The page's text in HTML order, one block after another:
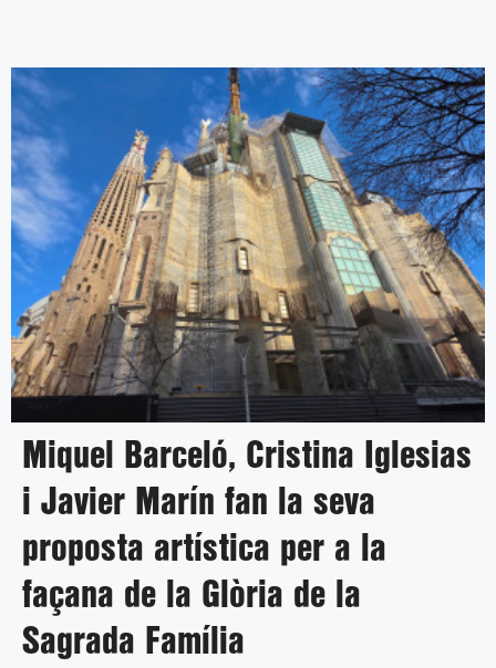
Miquel Barceló, Cristina Iglesias
i Javier Marín fan la seva
proposta artística per a la
façana de la Glòria de la
Sagrada Família